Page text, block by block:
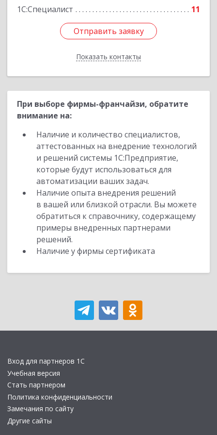
1С:Специалист
11
Отправить заявку
Показать контакты
Отправить заявку
Назад
При выборе фирмы-франчайзи, обратите
внимание на:
Наличие и количество специалистов,
аттестованных на внедрение технологий
и решений системы 1С:Предприятие,
которые будут использоваться для
автоматизации ваших задач.
Наличие опыта внедрения решений
в вашей или близкой отрасли. Вы можете
обратиться к справочнику, содержащему
примеры внедренных партнерами
решений.
Наличие у фирмы сертификата
Вход для партнеров 1С
Учебная версия
Стать партнером
Политика конфиденциальности
Замечания по сайту
Другие сайты